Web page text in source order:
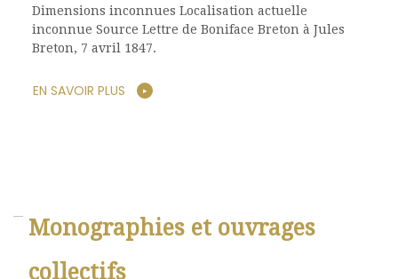
Dimensions inconnues Localisation actuelle
inconnue Source Lettre de Boniface Breton à Jules
Breton, 7 avril 1847.
EN SAVOIR PLUS
Monographies et ouvrages
collectifs